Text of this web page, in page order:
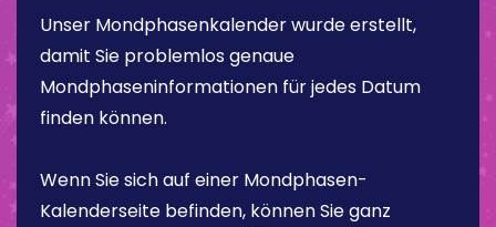
Unser Mondphasenkalender wurde erstellt,
damit Sie problemlos genaue
Mondphaseninformationen für jedes Datum
finden können.
Wenn Sie sich auf einer Mondphasen-
Kalenderseite befinden, können Sie ganz